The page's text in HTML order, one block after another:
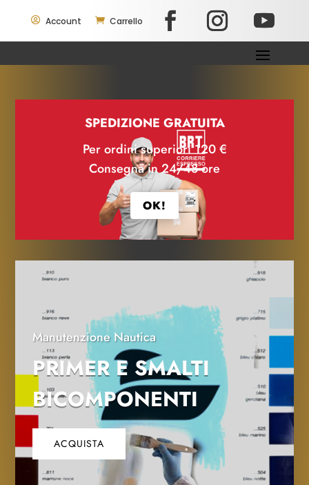
 Account  Carrello
SPEDIZIONE GRATUITA
Per ordini superiori 120 €
Consegna in 24/48 ore
OK!
Manutenzione Nautica
PRIMER E SMALTI
BICOMPONENTI
ACQUISTA